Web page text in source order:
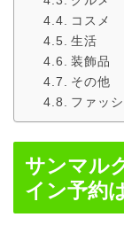
コスメ
生活
装飾品
その他
ファッ
サンマル
イン予約